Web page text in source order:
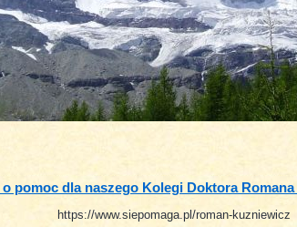
pomoc dla naszego Kolegi Doktora
https://www.siepomaga.pl/roman-kuzniewicz